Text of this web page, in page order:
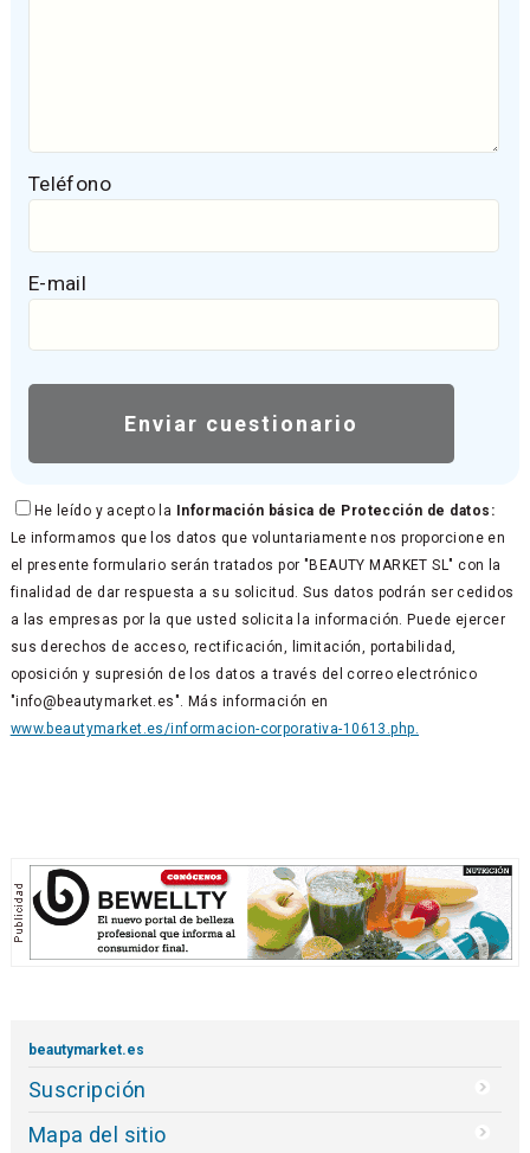
Teléfono
E-mail
He leído y acepto la Información básica de Protección de datos:
Le informamos que los datos que voluntariamente nos proporcione en
el presente formulario serán tratados por "BEAUTY MARKET SL" con la
finalidad de dar respuesta a su solicitud. Sus datos podrán ser cedidos
a las empresas por la que usted solicita la información. Puede ejercer
sus derechos de acceso, rectificación, limitación, portabilidad,
oposición y supresión de los datos a través del correo electrónico
"info@beautymarket.es". Más información en
www.beautymarket.es/informacion-corporativa-10613.php.
beautymarket.es
Suscripción
Mapa del sitio